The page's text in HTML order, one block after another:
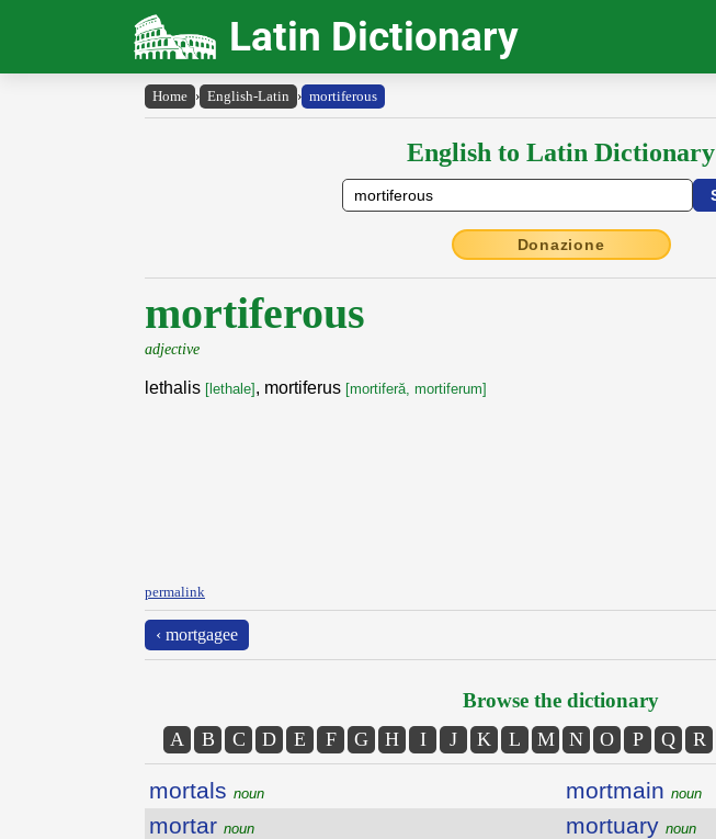
Latin Dictionary
Home › English-Latin › mortiferous
English to Latin Dictionary
Donazione
mortiferous
adjective
lethalis [lethale] , mortiferus [mortiferă, mortiferum]
permalink
‹ mortgagee
Browse the dictionary
A B C D E F G H I J K L M N O P Q R
mortals noun
mortar noun
mortmain noun
mortuary noun